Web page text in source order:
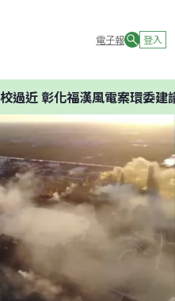
電子報 登入
彰化福漢風電案環委建議不應